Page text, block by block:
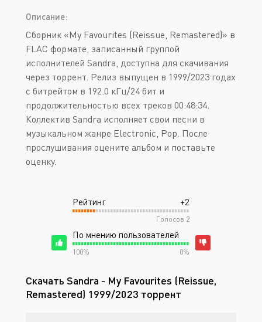
Описание:
Сборник «My Favourites (Reissue, Remastered)» в
FLAC формате, записанный группой
исполнителей Sandra, доступна для скачивания
через торрент. Релиз выпущен в 1999/2023 годах
с битрейтом в 192.0 кГц/24 бит и
продолжительностью всех треков 00:48:34.
Коллектив Sandra исполняет свои песни в
музыкальном жанре Electronic, Pop. После
прослушивания оцените альбом и поставьте
оценку.
Рейтинг +2
Голосов 2
По мнению пользователей
100% 0%
Скачать Sandra - My Favourites (Reissue,
Remastered) 1999/2023 торрент